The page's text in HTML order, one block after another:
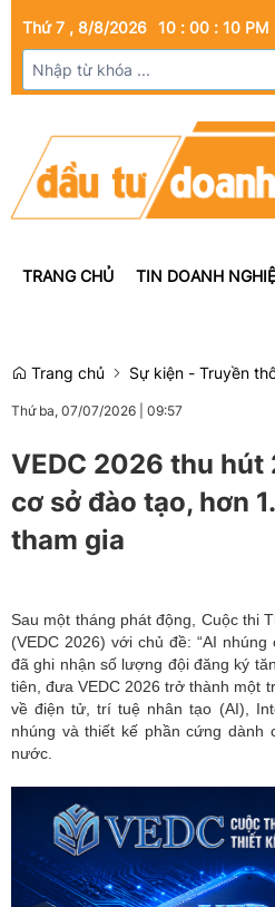
Thứ 7 , 8/8/2026 10 : 00 : 10 PM
TRANG CHỦ TIN DOANH
Trang chủ Sự kiện - Truyền
Thứ ba, 07/07/2026 09:57
VEDC 2026 thu hút
cơ sở đào tạo, hơn
tham gia
Sau một tháng phát động, Cuộc thi
(VEDC 2026) với chủ đề: “AI
đã ghi nhận số lượng đội đăng ký
tiên, đưa VEDC 2026 trở thành một
về điện tử, trí tuệ nhân tạo (AI),
nhúng và thiết kế phần cứng dành
nước.